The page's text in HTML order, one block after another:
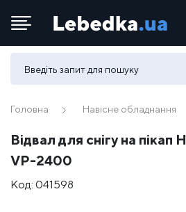
Телефони:
(067) 430
Головна Навісне обладнання
Відвал для снігу на
VP-2400
Код: 041598